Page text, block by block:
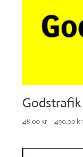
Godstrafik
48.00 kr– 490.00 kr